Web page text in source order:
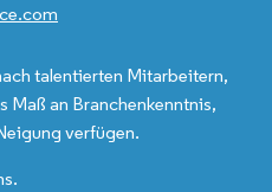
talentierten Mitarbeitern,
Maß an Branchenkenntnis,
verfügen.